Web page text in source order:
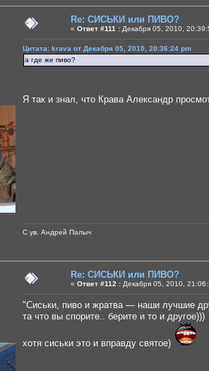
Re: СИСЬКИ или ПИВО?
« Ответ #111 : Декабря 05, 2010,
Цитата: krava от Декабря 05, 2010, 20:36:24 pm
а где же пиво?
Я так и знал, что Крава Александр
С ув. Андрей Палыч
Re: СИСЬКИ или ПИВО?
« Ответ #112 : Декабря 05, 2010,
"Сиськи, пиво и жратва — наши лучшие
та что вы спорите.. берите и то и другое)))
хотя сиськи это и вправду святое)